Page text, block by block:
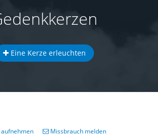
Eine Kerze erleuchten
Missbrauch melden